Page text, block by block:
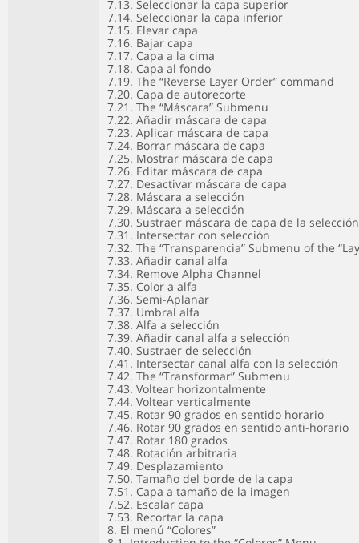
7.13. Seleccionar la capa superior
7.14. Seleccionar la capa inferior
7.15. Elevar capa
7.16. Bajar capa
7.17. Capa a la cima
7.18. Capa al fondo
7.19. The “Reverse Layer Order” command
7.20. Capa de autorecorte
7.21. The “Máscara” Submenu
7.22. Añadir máscara de capa
7.23. Aplicar máscara de capa
7.24. Borrar máscara de capa
7.25. Mostrar máscara de capa
7.26. Editar máscara de capa
7.27. Desactivar máscara de capa
7.28. Máscara a selección
7.29. Máscara a selección
7.30. Sustraer máscara de capa de la selección
7.31. Intersectar con selección
7.32. The “Transparencia” Submenu of the
7.33. Añadir canal alfa
7.34. Remove Alpha Channel
7.35. Color a alfa
7.36. Semi-Aplanar
7.37. Umbral alfa
7.38. Alfa a selección
7.39. Añadir canal alfa a selección
7.40. Sustraer de selección
7.41. Intersectar canal alfa con la selección
7.42. The “Transformar” Submenu
7.43. Voltear horizontalmente
7.44. Voltear verticalmente
7.45. Rotar 90 grados en sentido horario
7.46. Rotar 90 grados en sentido anti-horario
7.47. Rotar 180 grados
7.48. Rotación arbitraria
7.49. Desplazamiento
7.50. Tamaño del borde de la capa
7.51. Capa a tamaño de la imagen
7.52. Escalar capa
7.53. Recortar la capa
8. El menú “Colores”